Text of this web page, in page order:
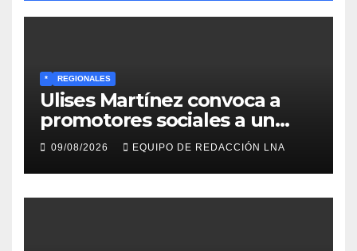
* REGIONALES
Ulises Martínez convoca a
promotores sociales a un
encuentro estratégico este
lunes en Barcelona en contra
de los apagones y malos
servicios
09/08/2026 EQUIPO DE REDACCIÓN LNA